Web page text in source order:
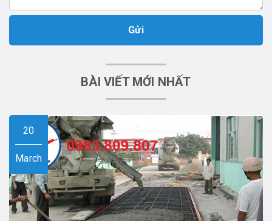
Gửi
BÀI VIẾT MỚI NHẤT
20
March